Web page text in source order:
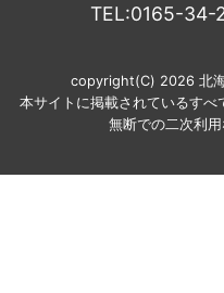
TEL:0165-34-
copyright(C) 2026 北
本サイトに掲載されているす
無断での二次利